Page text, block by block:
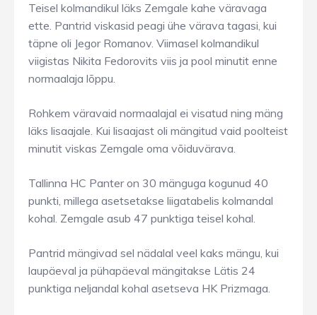
Teisel kolmandikul läks Zemgale kahe väravaga
ette. Pantrid viskasid peagi ühe värava tagasi, kui
täpne oli Jegor Romanov. Viimasel kolmandikul
viigistas Nikita Fedorovits viis ja pool minutit enne
normaalaja lõppu.
Rohkem väravaid normaalajal ei visatud ning mäng
läks lisaajale. Kui lisaajast oli mängitud vaid poolteist
minutit viskas Zemgale oma võiduvärava.
Tallinna HC Panter on 30 mänguga kogunud 40
punkti, millega asetsetakse liigatabelis kolmandal
kohal. Zemgale asub 47 punktiga teisel kohal.
Pantrid mängivad sel nädalal veel kaks mängu, kui
laupäeval ja pühapäeval mängitakse Lätis 24
punktiga neljandal kohal asetseva HK Prizmaga.